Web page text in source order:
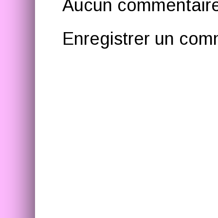
Aucun
Enregistrer un